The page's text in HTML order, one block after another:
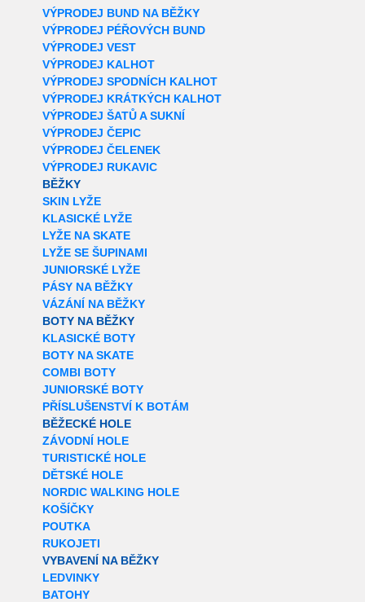
VÝPRODEJ BUND NA BĚŽKY
VÝPRODEJ PÉŘOVÝCH BUND
VÝPRODEJ VEST
VÝPRODEJ KALHOT
VÝPRODEJ SPODNÍCH KALHOT
VÝPRODEJ KRÁTKÝCH KALHOT
VÝPRODEJ ŠATŮ A SUKNÍ
VÝPRODEJ ČEPIC
VÝPRODEJ ČELENEK
VÝPRODEJ RUKAVIC
BĚŽKY
SKIN LYŽE
KLASICKÉ LYŽE
LYŽE NA SKATE
LYŽE SE ŠUPINAMI
JUNIORSKÉ LYŽE
PÁSY NA BĚŽKY
VÁZÁNÍ NA BĚŽKY
BOTY NA BĚŽKY
KLASICKÉ BOTY
BOTY NA SKATE
COMBI BOTY
JUNIORSKÉ BOTY
PŘÍSLUŠENSTVÍ K BOTÁM
BĚŽECKÉ HOLE
ZÁVODNÍ HOLE
TURISTICKÉ HOLE
DĚTSKÉ HOLE
NORDIC WALKING HOLE
KOŠÍČKY
POUTKA
RUKOJETI
VYBAVENÍ NA BĚŽKY
LEDVINKY
BATOHY